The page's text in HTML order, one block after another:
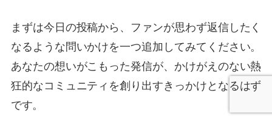
まずは今日の投稿から、ファンが思わず返信したく
なるような問いかけを一つ追加してみてください。
あなたの想いがこもった発信が、かけがえのない熱
狂的なコミュニティを創り出すきっかけとなるはず
です。